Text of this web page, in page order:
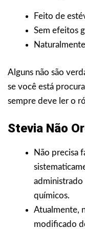
Feito de
Sem efeitos
Alguns não são
se você está
sempre deve ler o
Stevia Não
Não precisa
químicos.
Atualmente,
modificado